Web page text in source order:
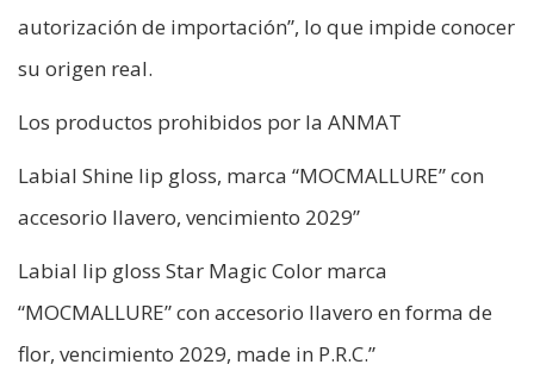
autorización de importación”, lo que impide conocer
su origen real.
Los productos prohibidos por la ANMAT
Labial Shine lip gloss, marca “MOCMALLURE” con
accesorio llavero, vencimiento 2029”
Labial lip gloss Star Magic Color marca
“MOCMALLURE” con accesorio llavero en forma de
flor, vencimiento 2029, made in P.R.C.”